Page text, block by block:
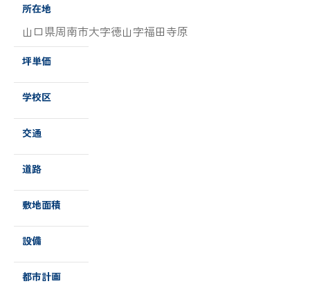
所在地
山口県周南市大字徳山字福田寺原
坪単価
学校区
交通
道路
敷地面積
設備
都市計画